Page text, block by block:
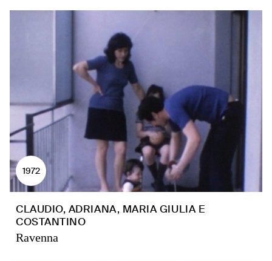
1972
CLAUDIO, ADRIANA, MARIA GIULIA E
COSTANTINO
Ravenna